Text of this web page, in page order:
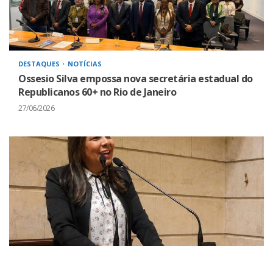
DESTAQUES NOTÍCIAS
Ossesio Silva empossa nova secretária estadual do
Republicanos 60+ no Rio de Janeiro
27/06/2026